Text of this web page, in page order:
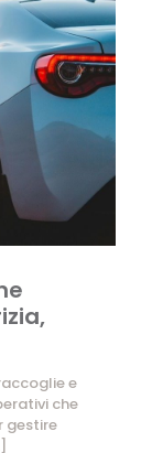
e
che
gestire